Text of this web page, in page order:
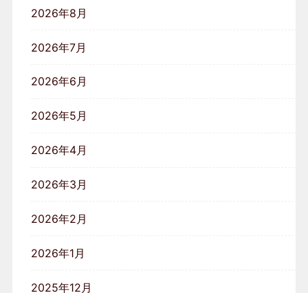
2026年8月
2026年7月
2026年6月
2026年5月
2026年4月
2026年3月
2026年2月
2026年1月
2025年12月